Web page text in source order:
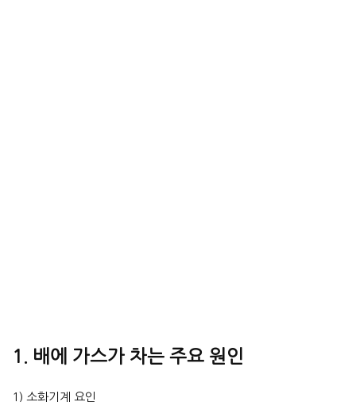
1. 배에 가스가 차는 주요 원인
1) 소화기계 요인